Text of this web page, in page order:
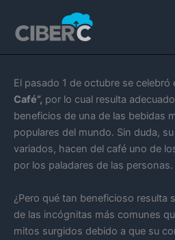
contenido
El pasado 1 de octubre se celebró
Café”, por lo cual resulta
beneficios de una de las bebidas
populares del mundo. Sin duda,
variados, hacen del café uno de
por los paladares de las personas.
¿Pero qué tan beneficioso resulta
de las incógnitas más comunes
mitos surgidos debido a que su